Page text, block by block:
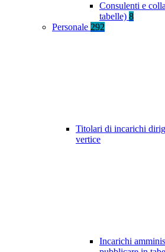
Consulenti e
tabelle) 8
Personale 292
Titolari di incarichi
vertice
Incarichi